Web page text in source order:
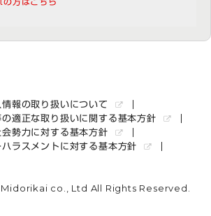
の方はこちら
情報の取り扱いについて
適正な取り扱いに関する基本方針
会勢力に対する基本方針
ハラスメントに対する基本方針
co., Ltd All Rights Reserved.